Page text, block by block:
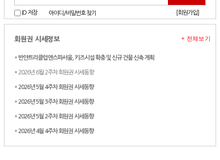
ID 저장 아이디/비밀번호 찾기 [회원가입]
회원권 시세정보
* 반얀트리클럽앤스파서울, 키즈시설 확충 및 신규 건물 신축 계획
* 2026년 6월 2주차 회원권 시세동향
* 2026년 5월 4주차 회원권 시세동향
* 2026년 5월 3주차 회원권 시세동향
* 2026년 5월 2주차 회원권 시세동향
* 2026년 4월 4주차 회원권 시세동향
+ 전체보기